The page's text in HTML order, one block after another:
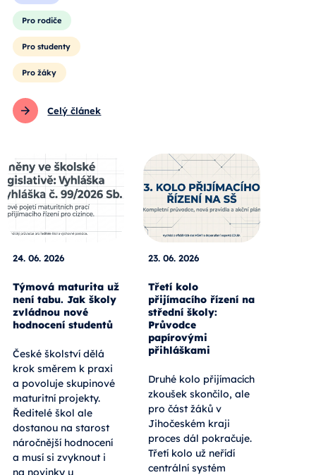
Pro rodiče
Pro studenty
Pro žáky
Celý článek
24. 06. 2026
Týmová maturita už
není tabu. Jak školy
zvládnou nové
hodnocení studentů
České školství dělá
krok směrem k praxi
a povoluje skupinové
maturitní projekty.
Ředitelé škol ale
dostanou na starost
náročnější hodnocení
a musí si zvyknout i
na novinky u
23. 06. 2026
Třetí kolo
přijímacího řízení na
střední školy:
Průvodce
papírovými
přihláškami
Druhé kolo přijímacích
zkoušek skončilo, ale
pro část žáků v
Jihočeském kraji
proces dál pokračuje.
Třetí kolo už neřídí
centrální systém